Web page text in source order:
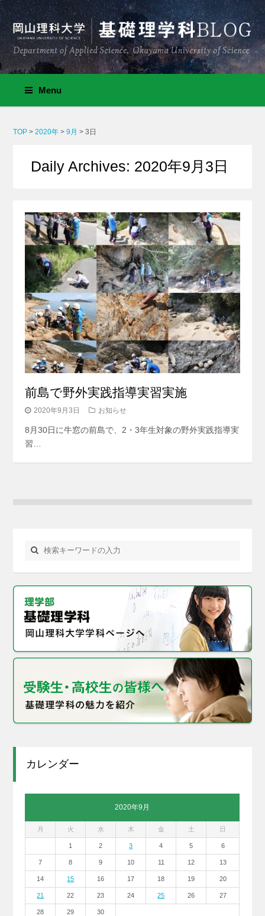
Menu
TOP >2020年 >9月 >3日
Daily Archives: 2020年9月3日
前島で野外実践指導実習実施
2020年9月3日 お知らせ
8月30日に牛窓の前島で、2・3年生対象の野外実践指導実
習…
カレンダー
2020年9月
月 火 水 木 金 土 日
1 2 3 4 5 6
7 8 9 10 11 12 13
14 15 16 17 18 19 20
21 22 23 24 25 26 27
28 29 30